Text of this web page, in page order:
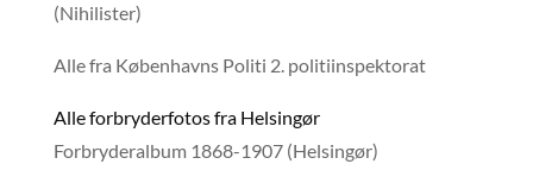
(Nihilister)
Alle fra Københavns Politi 2. politiinspektorat
Alle forbryderfotos fra Helsingør
Forbryderalbum 1868-1907 (Helsingør)